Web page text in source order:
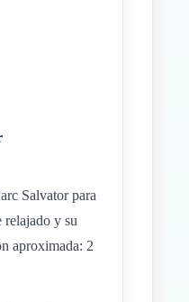
Salvator para
relajado y su
aproximada: 2